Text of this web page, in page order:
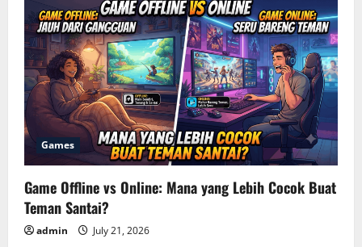
Games
Game Offline vs Online: Mana yang Lebih Cocok Buat
Teman Santai?
admin July 21, 2026